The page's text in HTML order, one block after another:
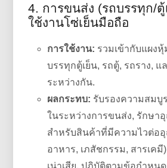
4. การขนส่ง (รถบรรทุก/ตู้
ใช้งานโซ่เย็นมือถือ
การใช้งาน: รวมเข้ากับแผง
บรรทุกตู้เย็น, รถตู้, รถราง,
ระหว่างกัน.
ผลกระทบ: รับรองความสมบู
ในระหว่างการขนส่ง, รักษ
สำหรับสินค้าที่มีความไวต่อ
อาหาร, เภสัชกรรม, สารเคมี
เน่าเสีย, ปฏิบัติตามข้อกำหน